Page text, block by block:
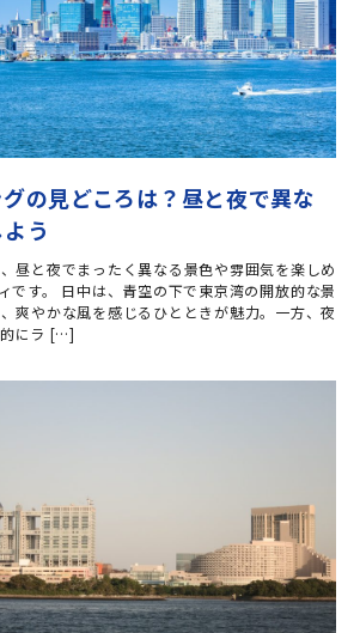
の見どころは？昼と夜で異な
う
昼と夜でまったく異なる景色や雰囲気を楽しめ
です。 日中は、青空の下で東京湾の開放的な景
爽やかな風を感じるひとときが魅力。一方、夜
的にラ […]